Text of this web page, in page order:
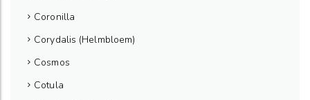
Coronilla
Corydalis (Helmbloem)
Cosmos
Cotula